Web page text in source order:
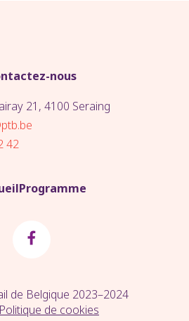
nous
21, 4100 Seraing
42
Programme
de Belgique 2023–2024
Politique de cookies